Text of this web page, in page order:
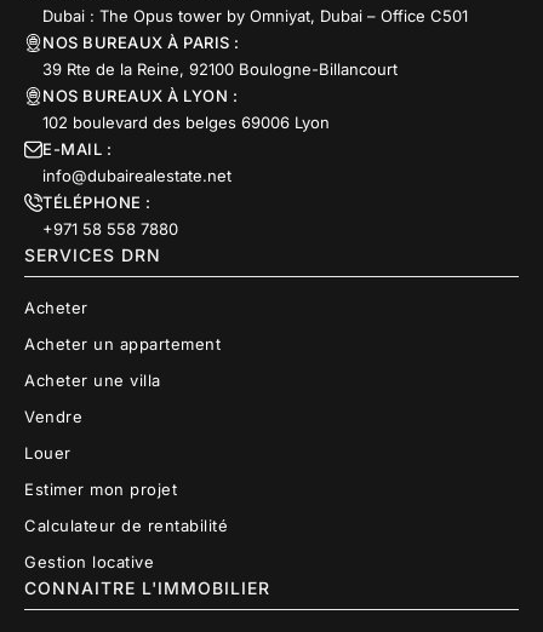
Dubai : The Opus tower by Omniyat, Dubai – Office C501
NOS BUREAUX À PARIS :
39 Rte de la Reine, 92100 Boulogne-Billancourt
NOS BUREAUX À LYON :
102 boulevard des belges 69006 Lyon
E-MAIL :
info@dubairealestate.net
TÉLÉPHONE :
+971 58 558 7880
SERVICES DRN
Acheter
Acheter un appartement
Acheter une villa
Vendre
Louer
Estimer mon projet
Calculateur de rentabilité
Gestion locative
CONNAITRE L'IMMOBILIER